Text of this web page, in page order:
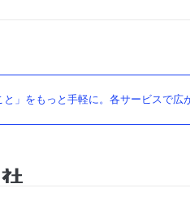
」をもっと手軽に。各サービスで広